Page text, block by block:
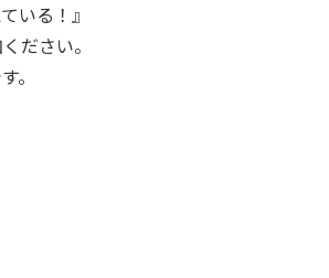
いる！』
ださい。
。